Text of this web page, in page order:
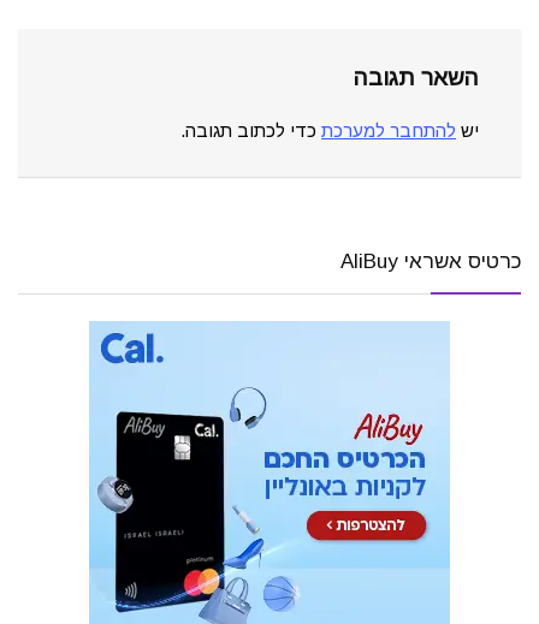
השאר תגובה
יש להתחבר למערכת כדי לכתוב תגובה.
כרטיס אשראי AliBuy